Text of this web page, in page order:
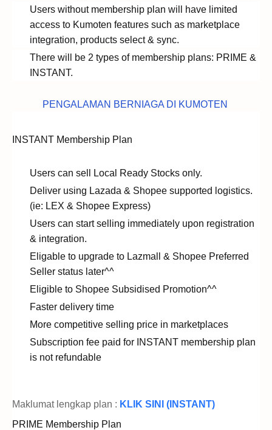
Users without membership plan will have limited
access to Kumoten features such as marketplace
integration, products select & sync.
There will be 2 types of membership plans: PRIME &
INSTANT.
PENGALAMAN BERNIAGA DI KUMOTEN
INSTANT Membership Plan
Users can sell Local Ready Stocks only.
Deliver using Lazada & Shopee supported logistics.
(ie: LEX & Shopee Express)
Users can start selling immediately upon registration
& integration.
Eligable to upgrade to Lazmall & Shopee Preferred
Seller status later^^
Eligible to Shopee Subsidised Promotion^^
Faster delivery time
More competitive selling price in marketplaces
Subscription fee paid for INSTANT membership plan
is not refundable
Maklumat lengkap plan : KLIK SINI (INSTANT)
PRIME Membership Plan